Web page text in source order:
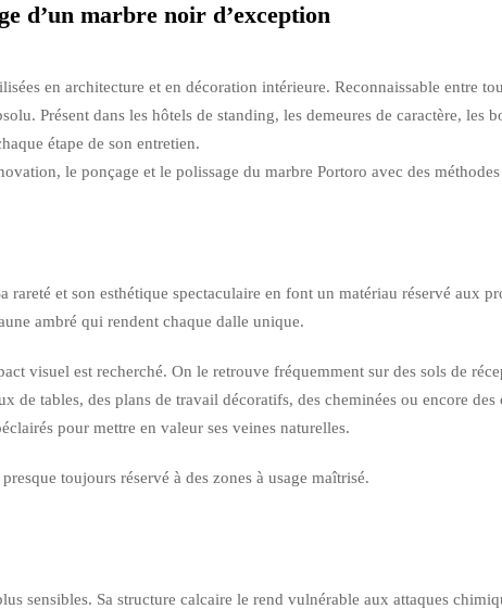
d’un marbre noir d’exception
en architecture et en décoration intérieure. Reconnaissable entre
Présent dans les hôtels de standing, les demeures de caractère, les
étape de son entretien.
le ponçage et le polissage du marbre Portoro avec des méthodes
et son esthétique spectaculaire en font un matériau réservé aux
ambré qui rendent chaque dalle unique.
visuel est recherché. On le retrouve fréquemment sur des sols de
de tables, des plans de travail décoratifs, des cheminées ou encore
pour mettre en valeur ses veines naturelles.
toujours réservé à des zones à usage maîtrisé.
sensibles. Sa structure calcaire le rend vulnérable aux attaques